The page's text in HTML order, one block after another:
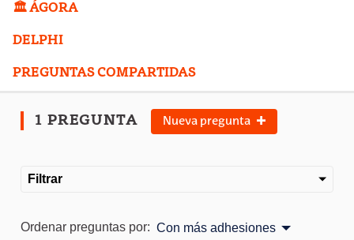
🏛️ ÁGORA
DELPHI
PREGUNTAS COMPARTIDAS
1 PREGUNTA Nueva pregunta
Filtrar
Ordenar preguntas por: Con más adhesiones